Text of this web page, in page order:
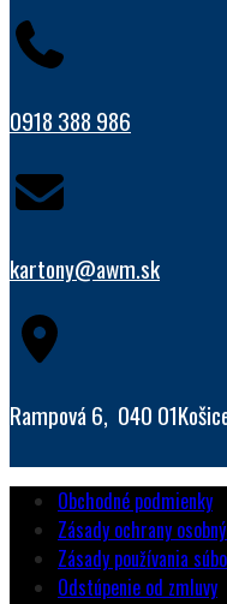
0918 388 986
kartony@awm.sk
Rampová 6, 040
Obchodné podmienky
Zásady ochrany
Zásady používania
Odstúpenie od zmluvy